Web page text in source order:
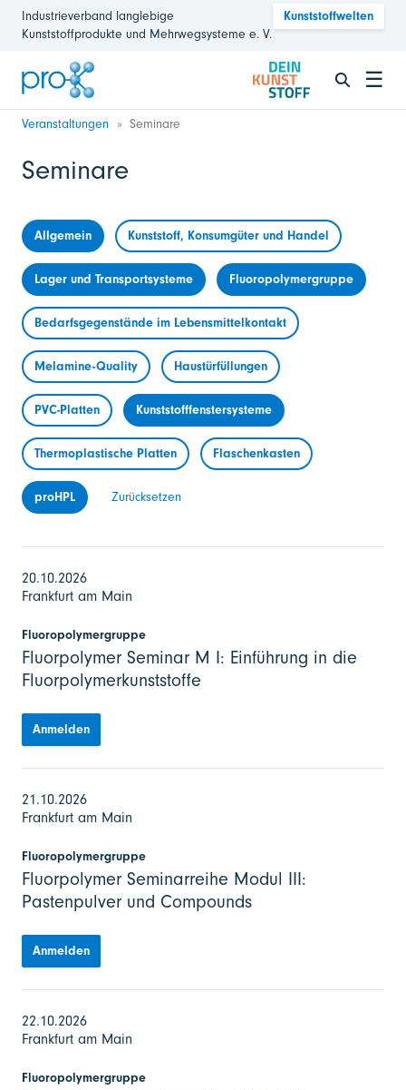
Industrieverband langlebige
Kunststoffprodukte und Mehrwegsysteme e. V.
Kunststoffwelten
☰
Veranstaltungen Seminare
Seminare
Allgemein Kunststoff, Konsumgüter und Handel
Lager und Transportsysteme Fluoropolymergruppe
Bedarfsgegenstände im Lebensmittelkontakt
Melamine-Quality Haustürfüllungen
PVC-Platten Kunststofffenstersysteme
Thermoplastische Platten Flaschenkasten
proHPL Zurücksetzen
20.10.2026
Frankfurt am Main
Fluoropolymergruppe
Fluorpolymer Seminar M I: Einführung in die
Fluorpolymerkunststoffe
Anmelden
21.10.2026
Frankfurt am Main
Fluoropolymergruppe
Fluorpolymer Seminarreihe Modul III:
Pastenpulver und Compounds
Anmelden
22.10.2026
Frankfurt am Main
Fluoropolymergruppe